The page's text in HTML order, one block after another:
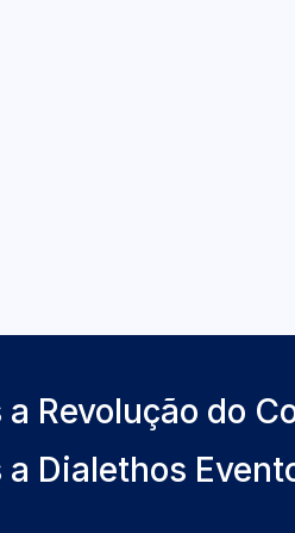
Revolução do
Dialethos